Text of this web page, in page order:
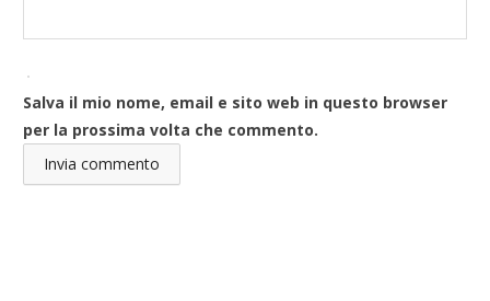
Salva il mio nome, email e sito web in questo browser
per la prossima volta che commento.